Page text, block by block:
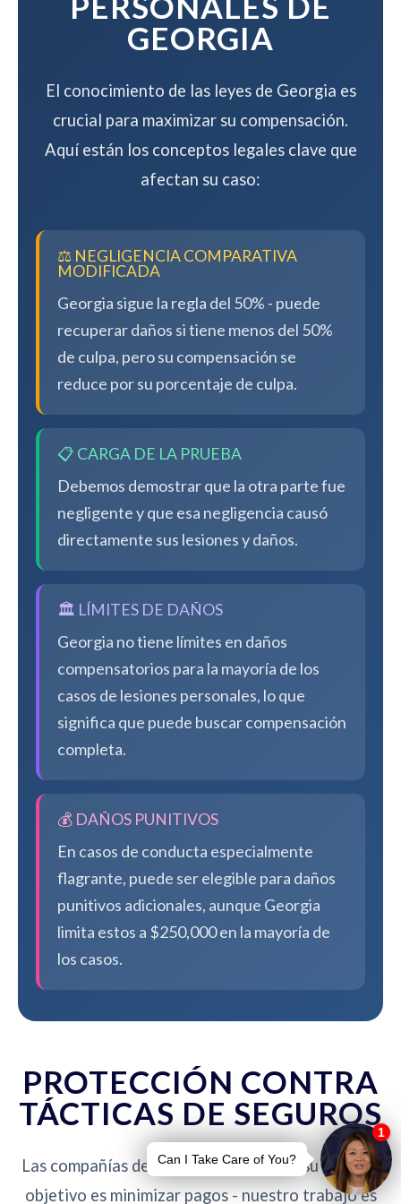
GEORGIA
El conocimiento de las leyes de Georgia es
crucial para maximizar su compensación.
Aquí están los conceptos legales clave que
afectan su caso:
⚖️ NEGLIGENCIA COMPARATIVA
MODIFICADA
Georgia sigue la regla del 50% - puede
recuperar daños si tiene menos del 50%
de culpa, pero su compensación se
reduce por su porcentaje de culpa.
📋 CARGA DE LA PRUEBA
Debemos demostrar que la otra parte fue
negligente y que esa negligencia causó
directamente sus lesiones y daños.
🏛️ LÍMITES DE DAÑOS
Georgia no tiene límites en daños
compensatorios para la mayoría de los
casos de lesiones personales, lo que
significa que puede buscar compensación
completa.
💰 DAÑOS PUNITIVOS
En casos de conducta especialmente
flagrante, puede ser elegible para daños
punitivos adicionales, aunque Georgia
limita estos a $250,000 en la mayoría de
los casos.
PROTECCIÓN CONTRA
TÁCTICAS DE SEGUROS
Las compañías de seguros no están de su lado. Su
objetivo es minimizar pagos - nuestro trabajo es